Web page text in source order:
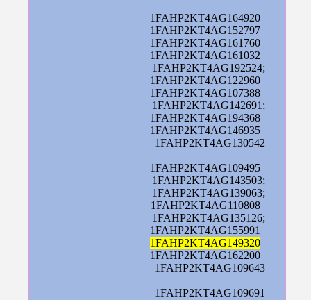
1FAHP2KT4AG164920 |
1FAHP2KT4AG152797 |
1FAHP2KT4AG161760 |
1FAHP2KT4AG161032 |
1FAHP2KT4AG192524;
1FAHP2KT4AG122960 |
1FAHP2KT4AG107388 |
1FAHP2KT4AG142691;
1FAHP2KT4AG194368 |
1FAHP2KT4AG146935 |
1FAHP2KT4AG130542
1FAHP2KT4AG109495 |
1FAHP2KT4AG143503;
1FAHP2KT4AG139063;
1FAHP2KT4AG110808 |
1FAHP2KT4AG135126;
1FAHP2KT4AG155991 |
1FAHP2KT4AG149320 |
1FAHP2KT4AG162200 |
1FAHP2KT4AG109643
1FAHP2KT4AG109691